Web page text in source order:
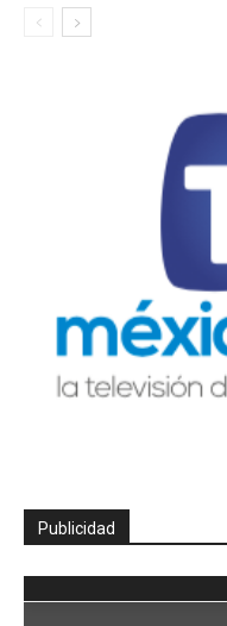
Publicidad